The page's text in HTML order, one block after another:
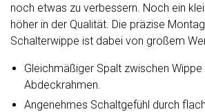
noch etwas zu verbessern. Noch ein
höher in der Qualität. Die präzise
Schalterwippe ist dabei von großem
Gleichmäßiger Spalt zwischen Wippe
Abdeckrahmen.
Angenehmes Schaltgefühl durch